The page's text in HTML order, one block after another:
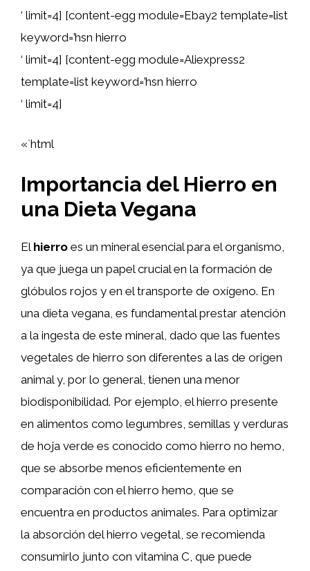
‘ limit=4] [content-egg module=Ebay2 template=list
keyword=’hsn hierro
‘ limit=4] [content-egg module=Aliexpress2
template=list keyword=’hsn hierro
‘ limit=4]
«`html
Importancia del Hierro en
una Dieta Vegana
El hierro es un mineral esencial para el organismo,
ya que juega un papel crucial en la formación de
glóbulos rojos y en el transporte de oxígeno. En
una dieta vegana, es fundamental prestar atención
a la ingesta de este mineral, dado que las fuentes
vegetales de hierro son diferentes a las de origen
animal y, por lo general, tienen una menor
biodisponibilidad. Por ejemplo, el hierro presente
en alimentos como legumbres, semillas y verduras
de hoja verde es conocido como hierro no hemo,
que se absorbe menos eficientemente en
comparación con el hierro hemo, que se
encuentra en productos animales. Para optimizar
la absorción del hierro vegetal, se recomienda
consumirlo junto con vitamina C, que puede